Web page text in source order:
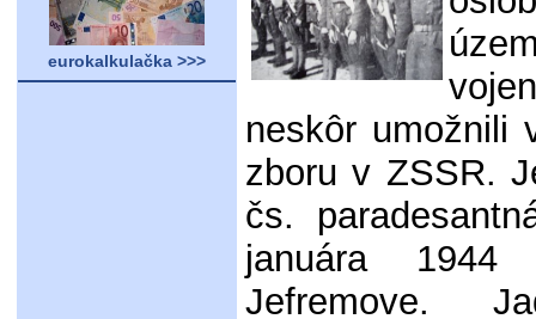
eurokalkulačka >>>
neskôr umožnili
zboru v ZSSR.
čs.
januára
Jefremove.